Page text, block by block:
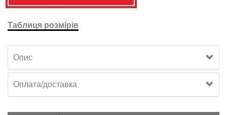
Таблиця розмірів
Опис
Оплата/доставка